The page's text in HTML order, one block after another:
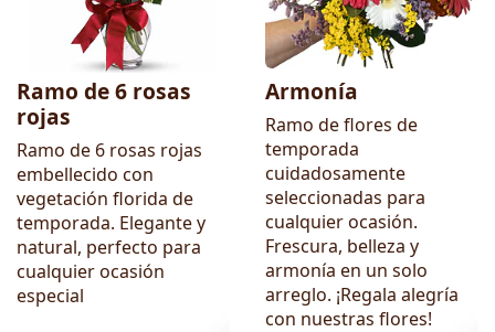
Ramo de 6 rosas
rojas
Ramo de 6 rosas rojas
embellecido con
vegetación florida de
temporada. Elegante y
natural, perfecto para
cualquier ocasión
especial
Armonía
Ramo de flores de
temporada
cuidadosamente
seleccionadas para
cualquier ocasión.
Frescura, belleza y
armonía en un solo
arreglo. ¡Regala alegría
con nuestras flores!